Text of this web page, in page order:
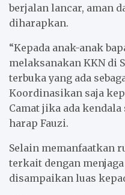
berjalan lancar, aman
diharapkan.
“Kepada anak-anak
melaksanakan KKN di
terbuka yang ada
Koordinasikan saja
Camat jika ada kendala
harap Fauzi.
Selain memanfaatkan
terkait dengan
disampaikan luas